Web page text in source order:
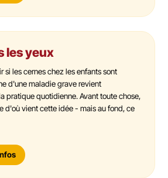
les yeux
si les cernes chez les enfants sont
d'une maladie grave revient
pratique quotidienne. Avant toute chose,
d'où vient cette idée - mais au fond, ce